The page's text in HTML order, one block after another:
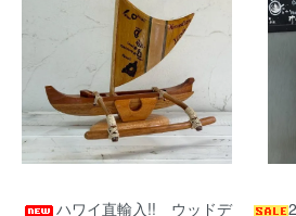
ハワイ直輸入!! ウッドデ